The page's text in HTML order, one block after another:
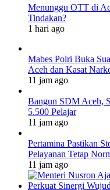
Menunggu OTT di
Tindakan?
1 hari ago
Mabes Polri Buka
Aceh dan Kasat
11 jam ago
Bangun SDM Aceh,
5.500 Pelajar
11 jam ago
Pertamina Pastikan
Pelayanan Tetap
11 jam ago